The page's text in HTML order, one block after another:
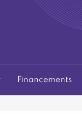
Financements